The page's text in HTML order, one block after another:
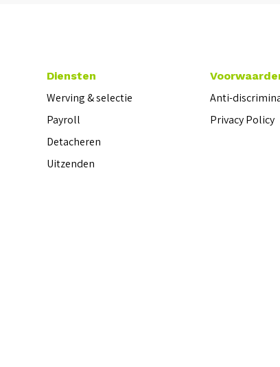
Diensten
Werving & selectie
Payroll
Detacheren
Uitzenden
Anti-
Privacy Policy